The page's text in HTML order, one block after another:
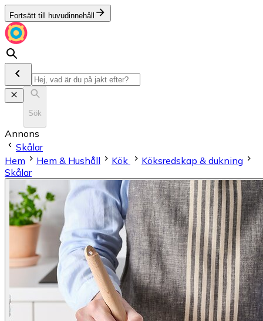
Fortsätt till huvudinnehåll
Sök
Annons
Skålar
Hem
Hem & Hushåll Kök
Köksredskap & dukning
Skålar